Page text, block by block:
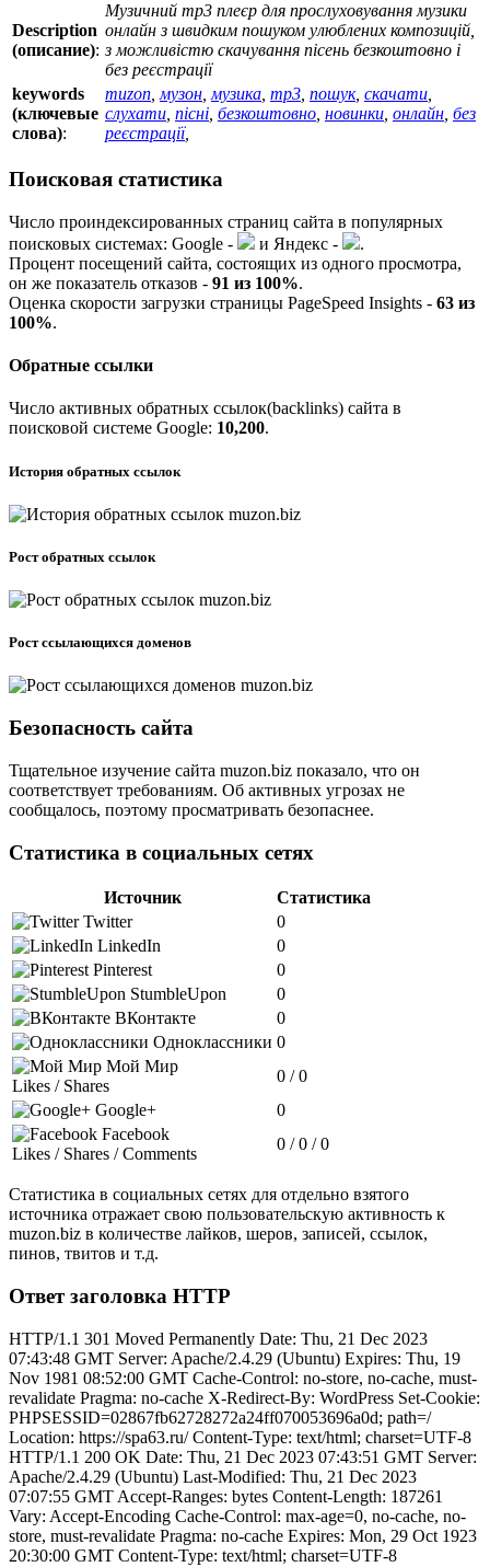
Description
(описание):
Музичний mp3 плеєр для прослуховування музики
онлайн з швидким пошуком улюблених композицій,
з можливістю скачування пісень безкоштовно і
без реєстрації
keywords
(ключевые
слова):
muzon музон музика mp3 пошук, скачати
слухати пісні безкоштовно новинки онлайн без
реєстрації,
Поисковая статистика
Число проиндексированных страниц сайта в популярных
поисковых системах: Google - и Яндекс -
.
Процент посещений сайта, состоящих из одного просмотра,
он же показатель отказов - 91 из 100%.
Оценка скорости загрузки страницы PageSpeed Insights - 63 из
100%.
Обратные ссылки
Число активных обратных ссылок(backlinks) сайта в
поисковой системе Google: 10,200.
История обратных ссылок
Рост обратных ссылок
Рост ссылающихся доменов
Безопасность сайта
Тщательное изучение сайта muzon.biz показало, что он
соответствует требованиям. Об активных угрозах не
сообщалось, поэтому просматривать безопаснее.
Статистика в социальных сетях
Источник
Статистика
Twitter
0
LinkedIn
0
Pinterest
0
StumbleUpon
0
ВКонтакте
0
Одноклассники 0
Мой Мир
Likes / Shares
0 / 0
Google+
0
Facebook
Likes / Shares / Comments
0 / 0 / 0
Статистика в социальных сетях для отдельно взятого
источника отражает свою пользовательскую активность к
muzon.biz в количестве лайков, шеров, записей, ссылок,
пинов, твитов и т.д.
Ответ заголовка HTTP
HTTP/1.1 301 Moved Permanently Date: Thu, 21 Dec 2023
07:43:48 GMT Server: Apache/2.4.29 (Ubuntu) Expires: Thu, 19
Nov 1981 08:52:00 GMT Cache-Control: no-store, no-cache, must-
revalidate Pragma: no-cache X-Redirect-By: WordPress Set-Cookie:
PHPSESSID=02867fb62728272a24ff070053696a0d; path=/
Location: https://spa63.ru/ Content-Type: text/html; charset=UTF-8
HTTP/1.1 200 OK Date: Thu, 21 Dec 2023 07:43:51 GMT Server:
Apache/2.4.29 (Ubuntu) Last-Modified: Thu, 21 Dec 2023
07:07:55 GMT Accept-Ranges: bytes Content-Length: 187261
Vary: Accept-Encoding Cache-Control: max-age=0, no-cache, no-
store, must-revalidate Pragma: no-cache Expires: Mon, 29 Oct 1923
20:30:00 GMT Content-Type: text/html; charset=UTF-8